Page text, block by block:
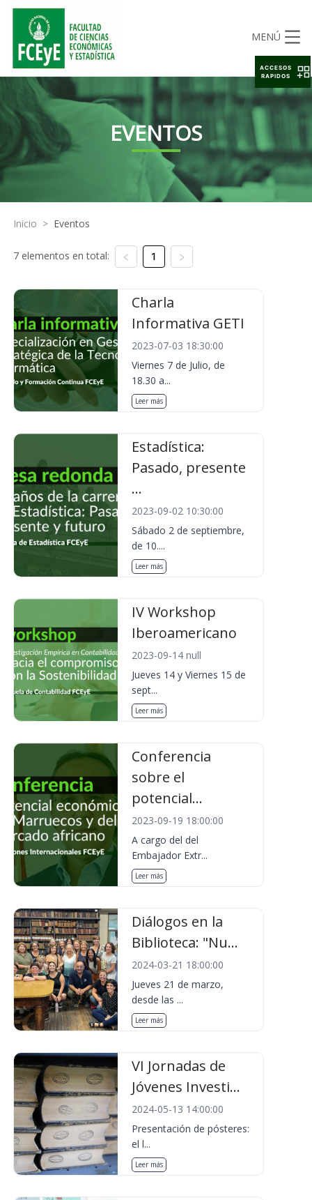
MENÚ
EVENTOS
Inicio > Eventos
7 elementos en total: 1
Charla
Informativa GETI
2023-07-03 18:30:00
Viernes 7 de Julio, de
18.30 a...
Leer más
Estadística:
Pasado, presente
...
2023-09-02 10:30:00
Sábado 2 de septiembre,
de 10....
Leer más
IV Workshop
Iberoamericano
2023-09-14 null
Jueves 14 y Viernes 15 de
sept...
Leer más
Conferencia
sobre el
potencial...
2023-09-19 18:00:00
A cargo del del
Embajador Extr...
Leer más
Diálogos en la
Biblioteca: "Nu...
2024-03-21 18:00:00
Jueves 21 de marzo,
desde las ...
Leer más
VI Jornadas de
Jóvenes Investi...
2024-05-13 14:00:00
Presentación de pósteres:
el l...
Leer más
ACCESOS
RAPIDOS